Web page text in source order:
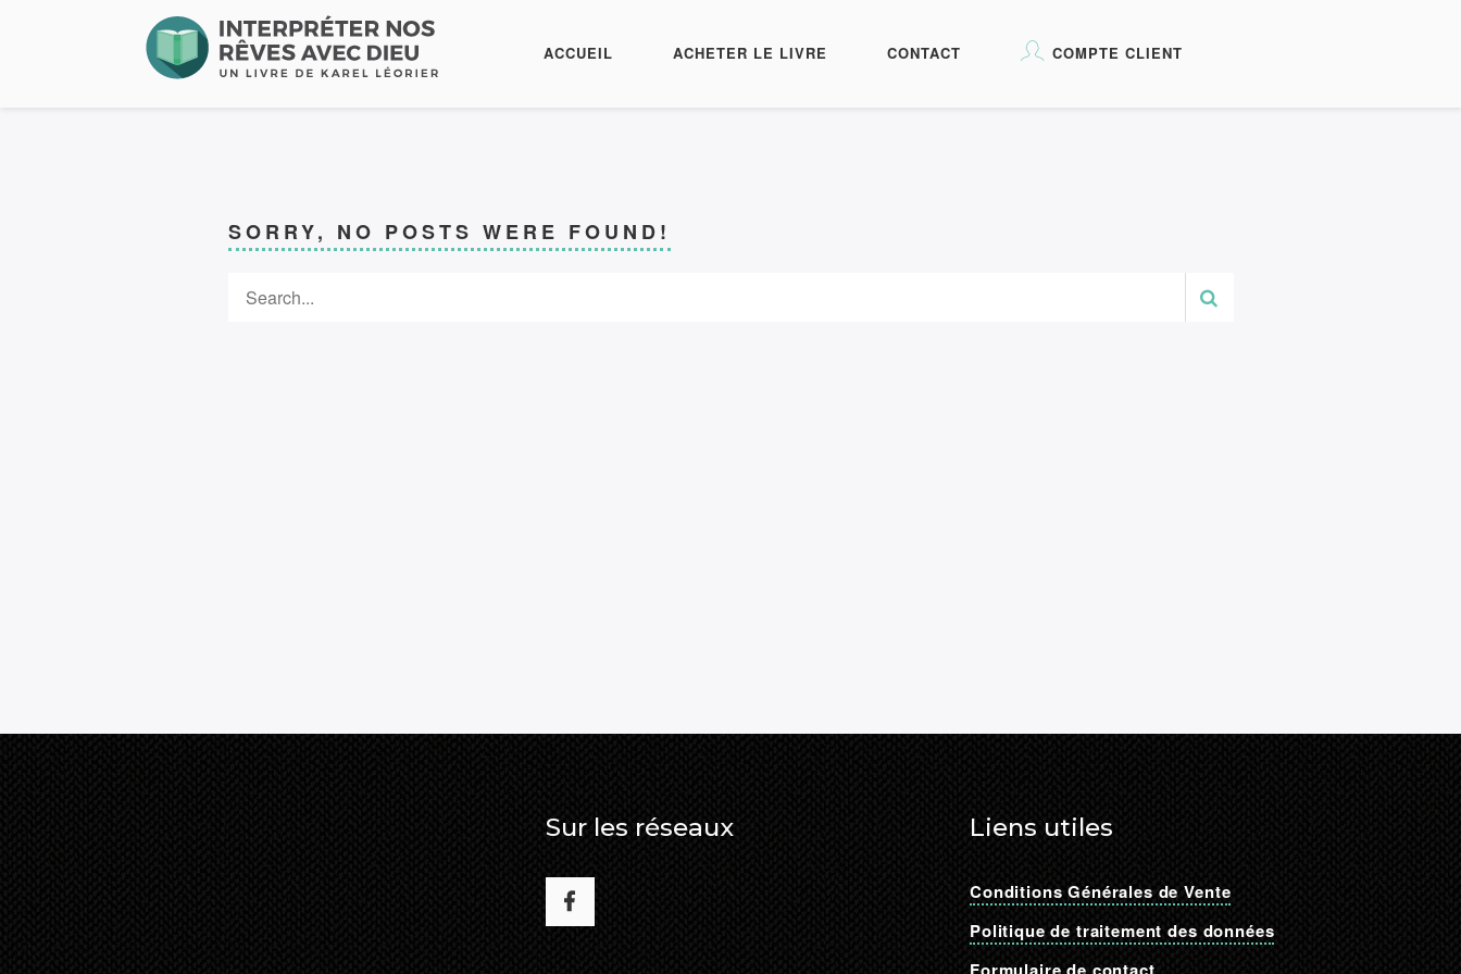
ACCUEIL ACHETER LE LIVRE CONTACT COMPTE CLIENT
SORRY, NO POSTS WERE FOUND!
Sur les réseaux Liens utiles
Conditions Générales de Vente
Politique de traitement des données